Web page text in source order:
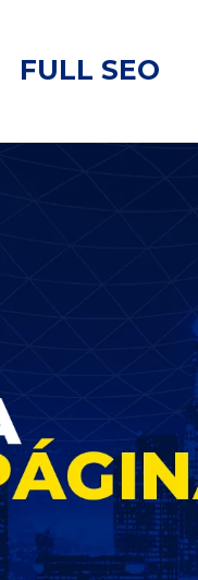
FULL SEO